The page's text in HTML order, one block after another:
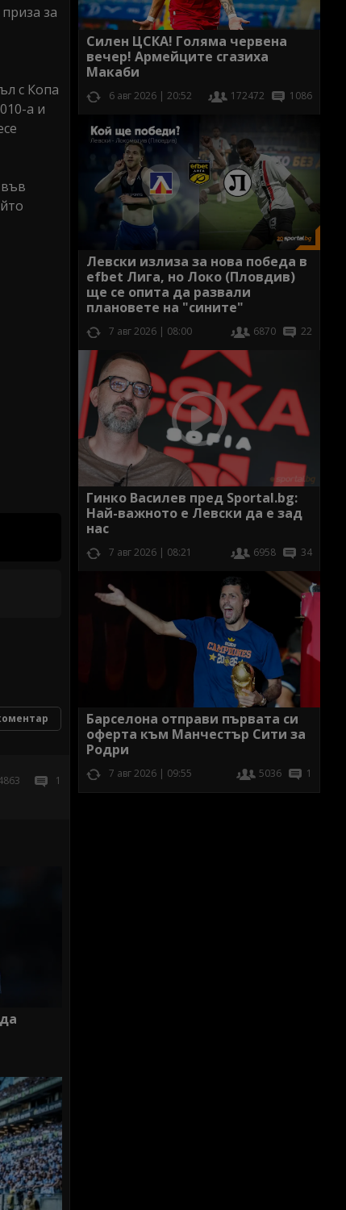
за
с Копа
а и
1
Силен ЦСКА! Голяма червена
вечер! Армейците сгазиха
Макаби
6 авг 2026 | 20:52 172472 1086
Левски излиза за нова победа в
efbet Лига, но Локо (Пловдив)
ще се опита да развали
плановете на "сините"
7 авг 2026 | 08:00 6870 22
Гинко Василев пред Sportal.bg:
Най-важното е Левски да е зад
нас
7 авг 2026 | 08:21 6958 34
Барселона отправи първата си
оферта към Манчестър Сити за
Родри
7 авг 2026 | 09:55 5036 1